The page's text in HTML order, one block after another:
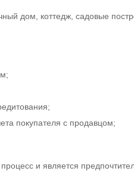
дом, коттедж, садовые
покупателя с продавцом;
и является